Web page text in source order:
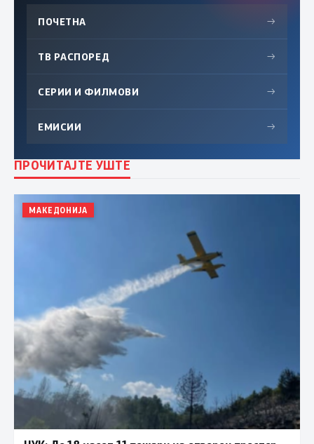
ПОЧЕТНА →
ТВ РАСПОРЕД →
СЕРИИ И ФИЛМОВИ →
ЕМИСИИ →
ПРОЧИТАЈТЕ УШТЕ
МАКЕДОНИЈА